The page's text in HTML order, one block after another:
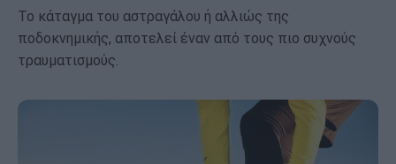
Το κάταγμα του αστραγάλου ή αλλιώς της
ποδοκνημικής, αποτελεί έναν από τους πιο συχνούς
τραυματισμούς.